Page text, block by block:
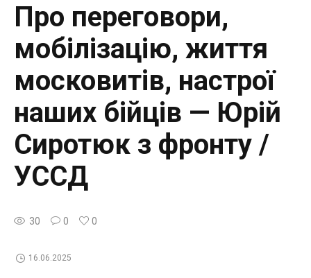
Про переговори,
мобілізацію, життя
московитів, настрої
наших бійців — Юрій
Сиротюк з фронту /
УССД
30 0 0
16.06.2025